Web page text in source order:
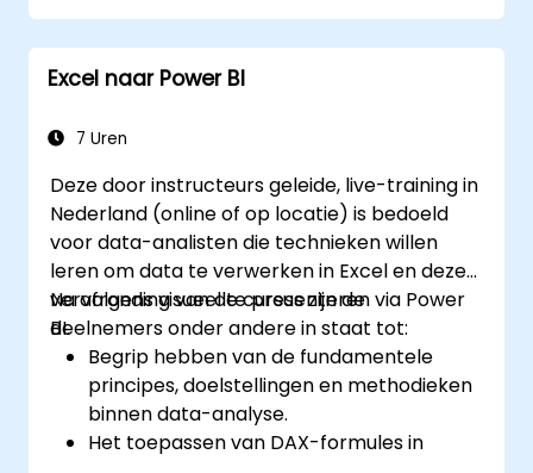
Excel naar Power BI
7 Uren
Deze door instructeurs geleide, live-training in
Nederland (online of op locatie) is bedoeld
voor data-analisten die technieken willen
leren om data te verwerken in Excel en deze
vervolgens visueel te presenteren via Power
BI.
Na afronding van de cursus zijn de
deelnemers onder andere in staat tot:
Begrip hebben van de fundamentele
principes, doelstellingen en methodieken
binnen data-analyse.
Het toepassen van DAX-formules in